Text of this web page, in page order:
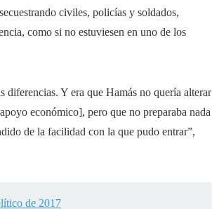
civiles, policías y soldados,
como si no estuviesen en uno de los
diferencias. Y era que Hamás no quería alterar
económico], pero que no preparaba nada
de la facilidad con la que pudo entrar”,
de 2017